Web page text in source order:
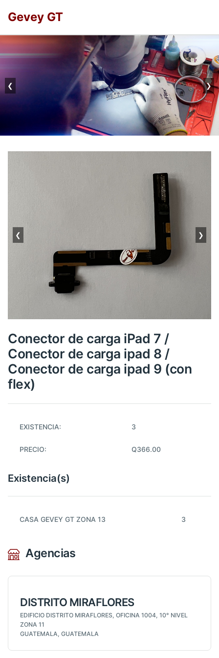
Gevey GT
❮ ❯
❮ ❯
Conector de carga iPad 7 /
Conector de carga ipad 8 /
Conector de carga ipad 9 (con
flex)
EXISTENCIA: 3
PRECIO: Q366.00
Existencia(s)
CASA GEVEY GT ZONA 13 3
Agencias
DISTRITO MIRAFLORES
EDIFICIO DISTRITO MIRAFLORES, OFICINA 1004, 10° NIVEL
ZONA 11
GUATEMALA, GUATEMALA